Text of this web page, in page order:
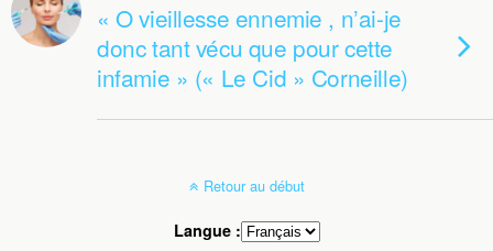
« O vieillesse ennemie , n’ai-je
donc tant vécu que pour cette
infamie » (« Le Cid » Corneille)
Retour au début
Langue :